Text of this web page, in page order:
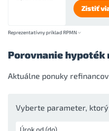
Zistiť
Reprezentatívny príklad RPMN
Porovnanie
Aktuálne ponuky
Vyberte parameter,